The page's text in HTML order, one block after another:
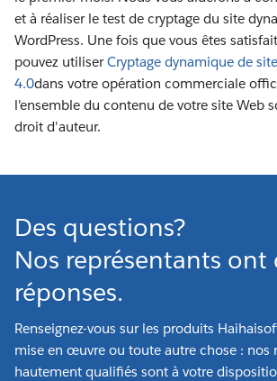
et à réaliser le test de cryptage du site
WordPress. Une fois que vous êtes
pouvez utiliserCryptage dynamique de
4.0dans votre opération commerciale
l'ensemble du contenu de votre site Web
droit d'auteur.
Des questions?
Nos représentants ont
réponses.
Renseignez-vous sur les produits
mise en œuvre ou toute autre chose : nos
hautement qualifiés sont à votre